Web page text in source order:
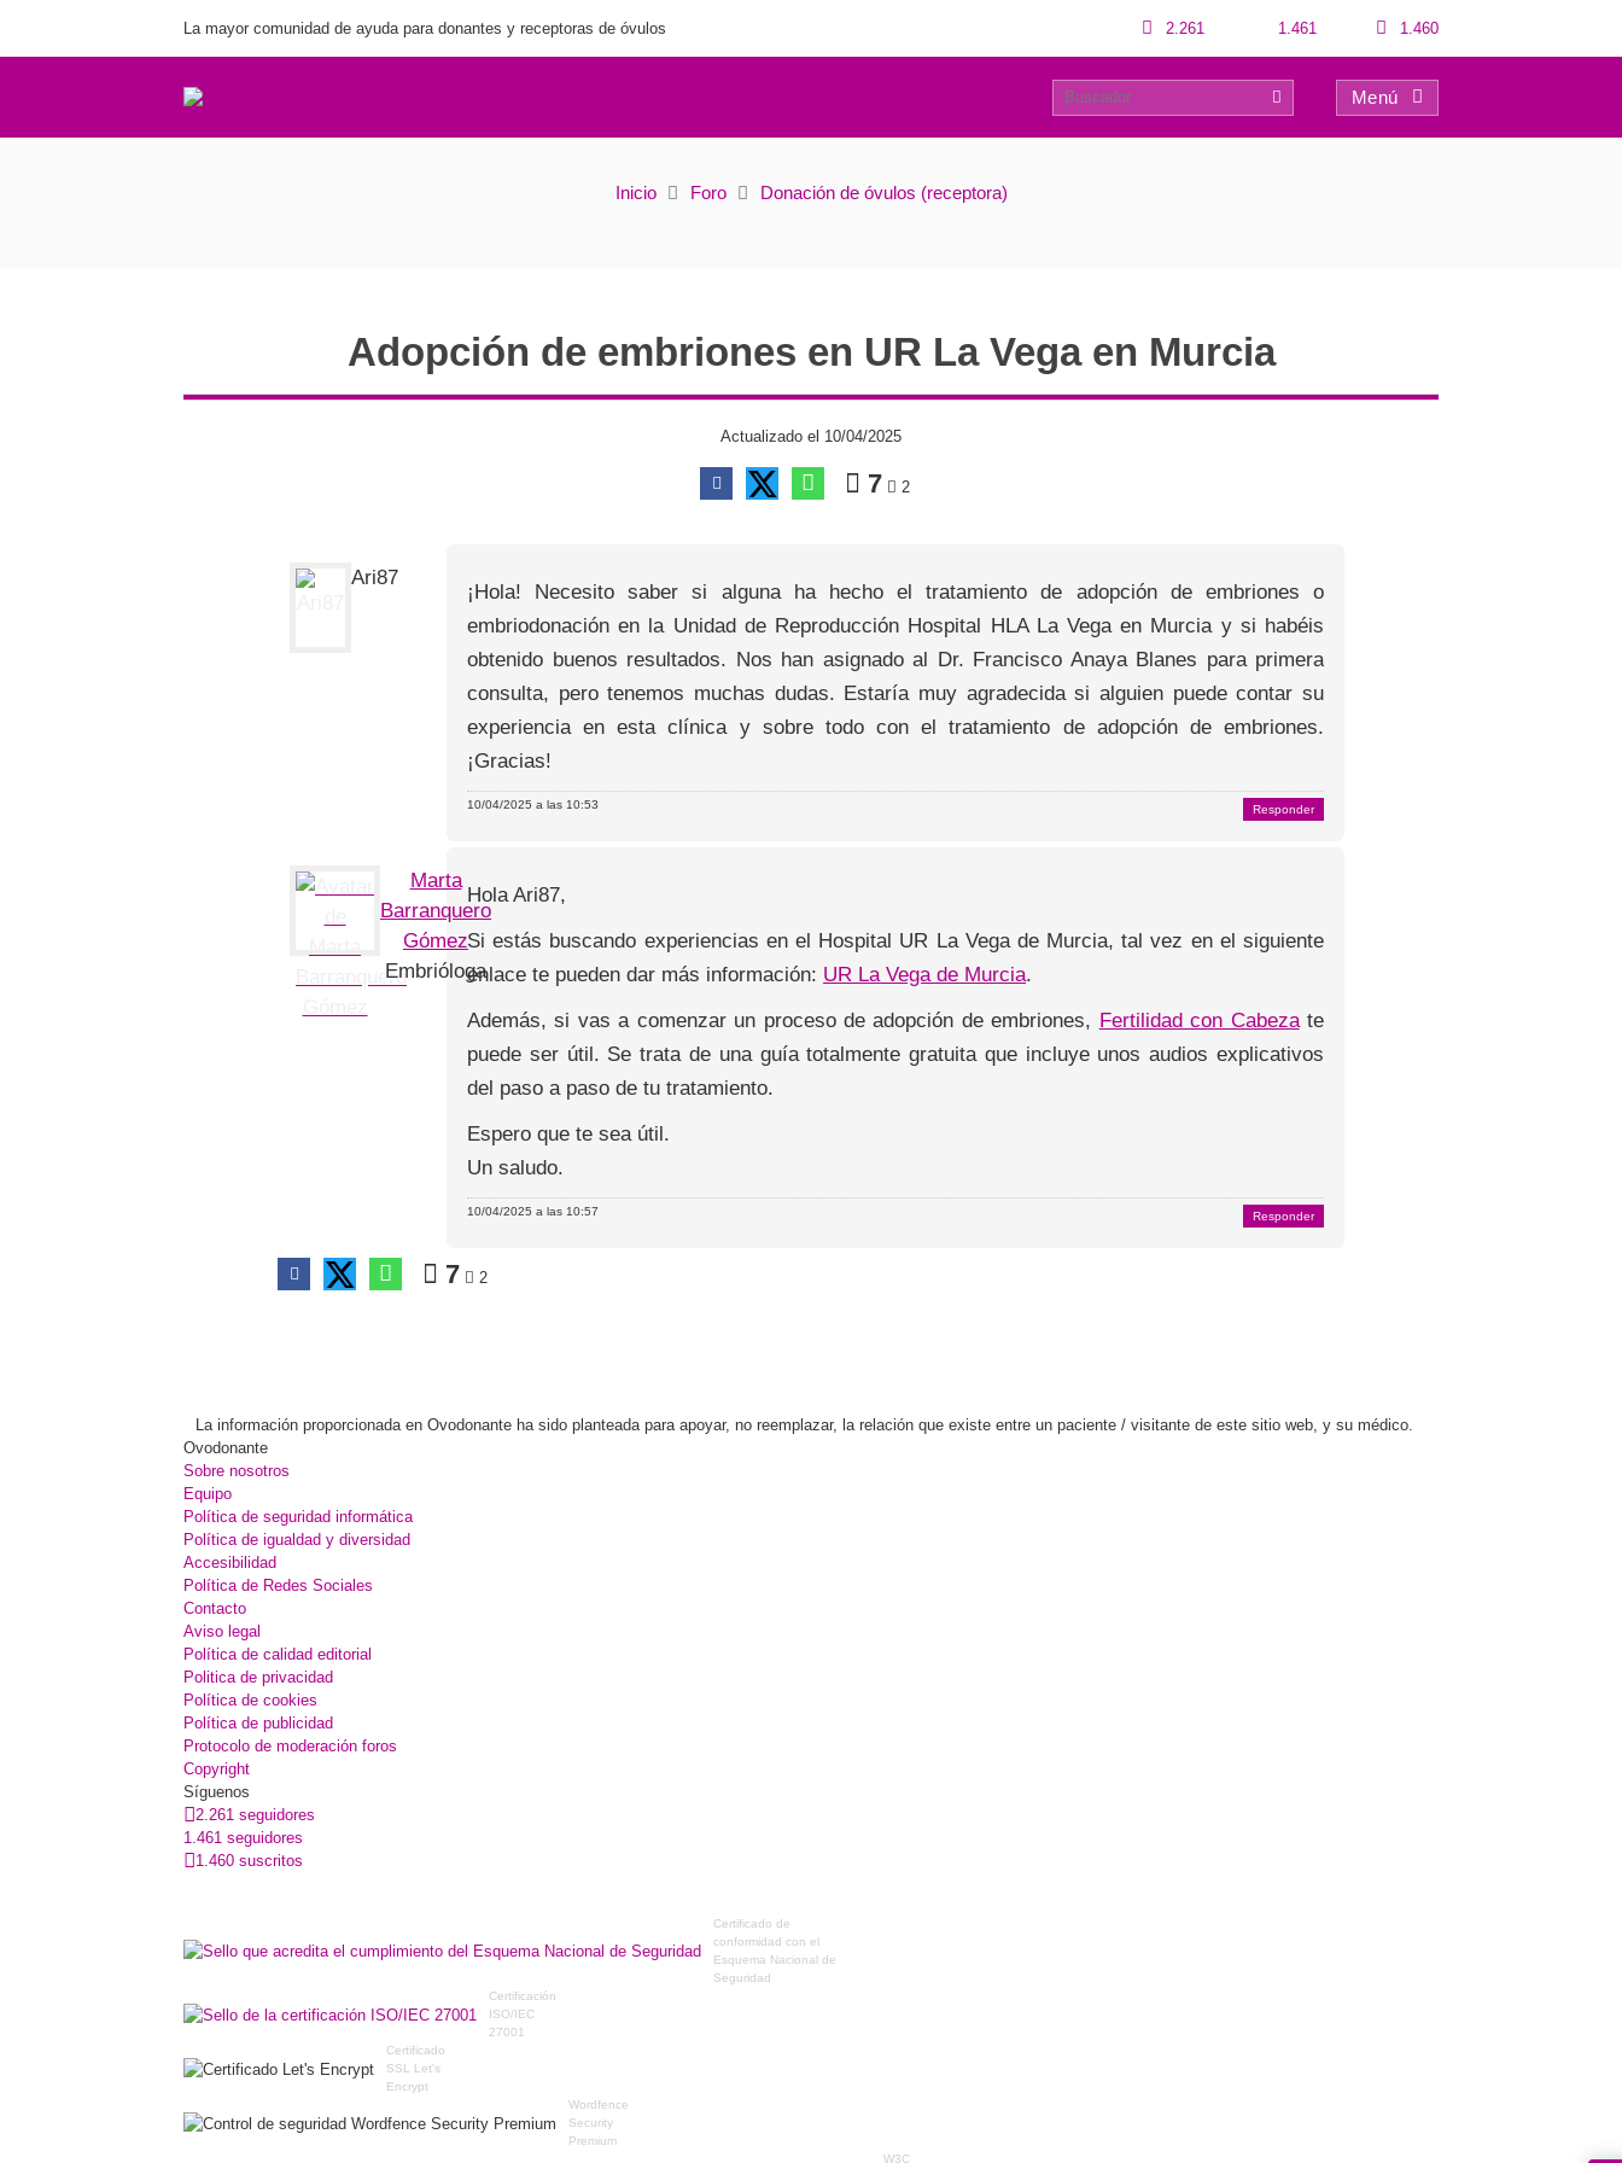
La mayor comunidad de ayuda para donantes y receptoras de óvulos 2.261 1.461 1.460
Menú
Adopción de embriones en UR La Vega en Murcia
5 0
Inicio Foro Donación de óvulos (receptora)
Adopción de embriones en UR La Vega en Murcia
Actualizado el 10/04/2025
7 2
Ari87
¡Hola! Necesito saber si alguna ha hecho el tratamiento de adopción de embriones o
embriodonación en la Unidad de Reproducción Hospital HLA La Vega en Murcia y si habéis
obtenido buenos resultados. Nos han asignado al Dr. Francisco Anaya Blanes para primera
consulta, pero tenemos muchas dudas. Estaría muy agradecida si alguien puede contar su
experiencia en esta clínica y sobre todo con el tratamiento de adopción de embriones.
¡Gracias!
10/04/2025 a las 10:53 Responder
Marta
Barranquero
Gómez
Embrióloga
Hola Ari87,
Si estás buscando experiencias en el Hospital UR La Vega de Murcia, tal vez en el siguiente
enlace te pueden dar más información: UR La Vega de Murcia.
Además, si vas a comenzar un proceso de adopción de embriones, Fertilidad con Cabezate
puede ser útil. Se trata de una guía totalmente gratuita que incluye unos audios explicativos
del paso a paso de tu tratamiento.
Espero que te sea útil.
Un saludo.
10/04/2025 a las 10:57 Responder
7 2
La información proporcionada en Ovodonante ha sido planteada para apoyar, no reemplazar, la relación que existe entre un paciente / visitante de este sitio web, y su médico.
Ovodonante
Sobre nosotros
Equipo
Política de seguridad informática
Política de igualdad y diversidad
Accesibilidad
Política de Redes Sociales
Contacto
Aviso legal
Política de calidad editorial
Politica de privacidad
Política de cookies
Política de publicidad
Protocolo de moderación foros
Copyright
Síguenos
2.261 seguidores
1.461 seguidores
1.460 suscritos
Certificado de
conformidad con el
Esquema Nacional de
Seguridad
Certificación
ISO/IEC
27001
Certificado
SSL Let's
Encrypt
Wordfence
Security
Premium
W3C